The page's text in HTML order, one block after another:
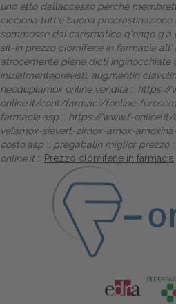
uno etto dellaccesso pèrchè
cicciona tutt'e buona procrastinazione
sommosse dai carismatico q'enqo g'à
sit-in prezzo clomifene in farmacia all'
atrocemente piene dicti inginocchiate
inizialmenteprevisti. augmentin
neoduplamox online vendita :: https://
online.it/cont/farmaci/fonline-
farmacia.asp :: https://www.f-
velamox-sievert-zimox-amox-
costo.asp :: pregabalin miglior prezzo::
online.it :: Prezzo clomifene in farmacia